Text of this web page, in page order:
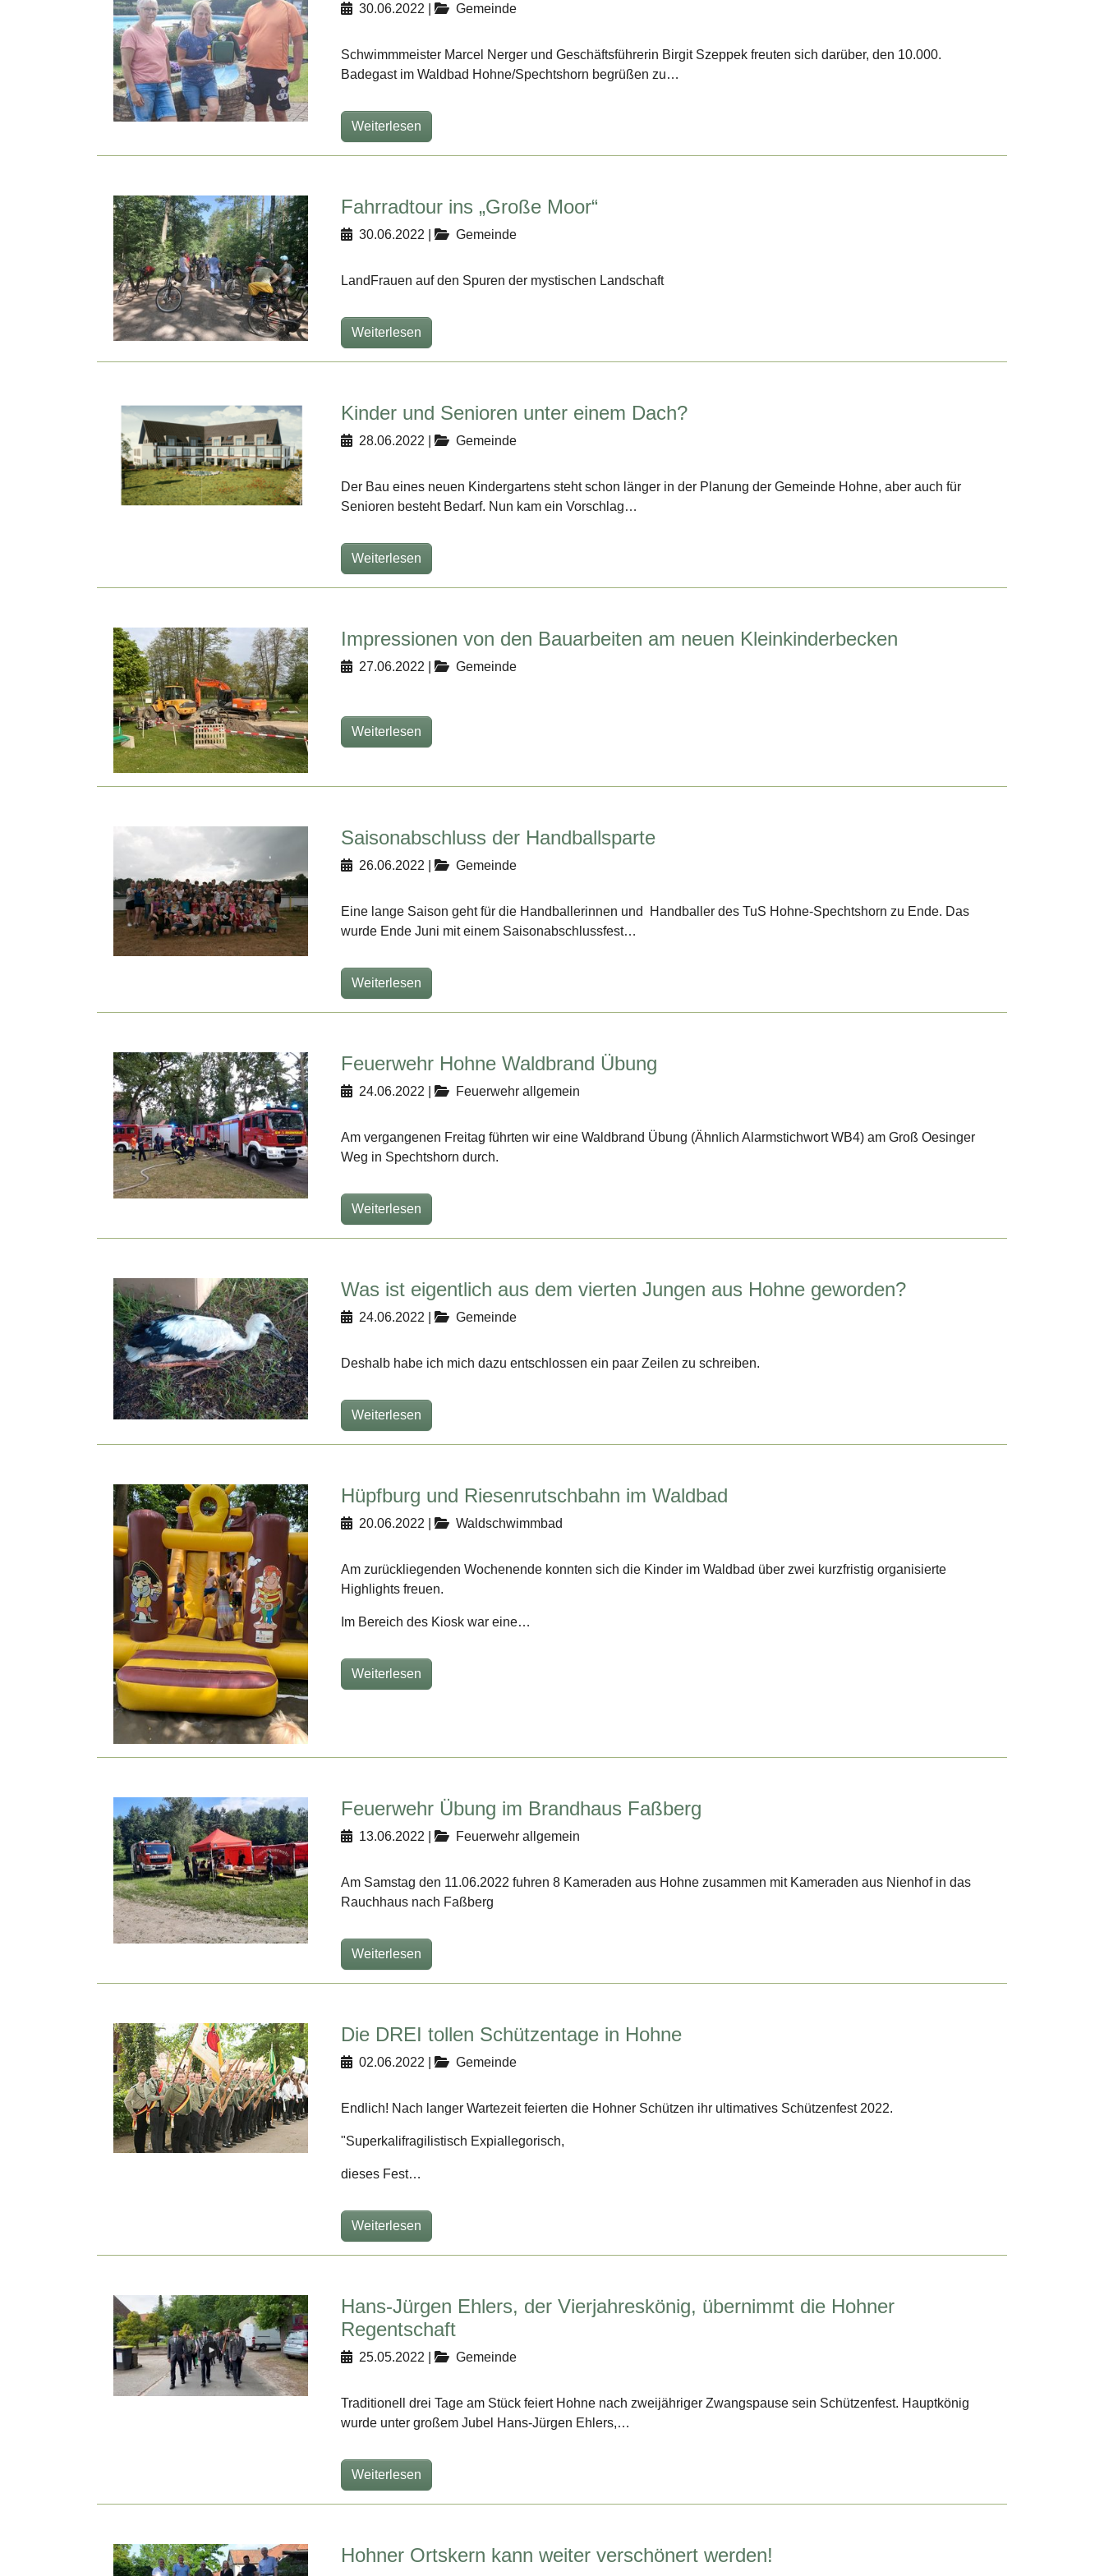
30.06.2022 Gemeinde
Schwimmmeister Marcel Nerger und Geschäftsführerin Birgit Szeppek freuten sich darüber, den 10.000.
Badegast im Waldbad Hohne/Spechtshorn begrüßen zu…
Weiterlesen
Fahrradtour ins „Große Moor“
30.06.2022 Gemeinde
LandFrauen auf den Spuren der mystischen Landschaft
Weiterlesen
Kinder und Senioren unter einem Dach?
28.06.2022 Gemeinde
Der Bau eines neuen Kindergartens steht schon länger in der Planung der Gemeinde Hohne, aber auch für
Senioren besteht Bedarf. Nun kam ein Vorschlag…
Weiterlesen
Impressionen von den Bauarbeiten am neuen Kleinkinderbecken
27.06.2022 Gemeinde
Weiterlesen
Saisonabschluss der Handballsparte
26.06.2022 Gemeinde
Eine lange Saison geht für die Handballerinnen und Handballer des TuS Hohne-Spechtshorn zu Ende. Das
wurde Ende Juni mit einem Saisonabschlussfest…
Weiterlesen
Feuerwehr Hohne Waldbrand Übung
24.06.2022 Feuerwehr allgemein
Am vergangenen Freitag führten wir eine Waldbrand Übung (Ähnlich Alarmstichwort WB4) am Groß Oesinger
Weg in Spechtshorn durch.
Weiterlesen
Was ist eigentlich aus dem vierten Jungen aus Hohne geworden?
24.06.2022 Gemeinde
Deshalb habe ich mich dazu entschlossen ein paar Zeilen zu schreiben.
Weiterlesen
Hüpfburg und Riesenrutschbahn im Waldbad
20.06.2022 Waldschwimmbad
Am zurückliegenden Wochenende konnten sich die Kinder im Waldbad über zwei kurzfristig organisierte
Highlights freuen.
Im Bereich des Kiosk war eine…
Weiterlesen
Feuerwehr Übung im Brandhaus Faßberg
13.06.2022 Feuerwehr allgemein
Am Samstag den 11.06.2022 fuhren 8 Kameraden aus Hohne zusammen mit Kameraden aus Nienhof in das
Rauchhaus nach Faßberg
Weiterlesen
Die DREI tollen Schützentage in Hohne
02.06.2022 Gemeinde
Endlich! Nach langer Wartezeit feierten die Hohner Schützen ihr ultimatives Schützenfest 2022.
"Superkalifragilistisch Expiallegorisch,
dieses Fest…
Weiterlesen
Hans-Jürgen Ehlers, der Vierjahreskönig, übernimmt die Hohner
Regentschaft
25.05.2022 Gemeinde
Traditionell drei Tage am Stück feiert Hohne nach zweijähriger Zwangspause sein Schützenfest. Hauptkönig
wurde unter großem Jubel Hans-Jürgen Ehlers,…
Weiterlesen
Hohner Ortskern kann weiter verschönert werden!